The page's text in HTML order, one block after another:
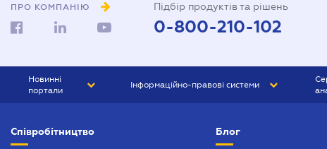
ПРО КОМПАНІЮ Підбір продуктів та рішень
0-800-210-102
Новинні
портали
БІЗНЕС
Інформаційно-правові системи
Співробітництво Блог